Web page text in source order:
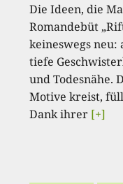
Die Ideen, die
Romandebüt
keineswegs
tiefe
und Todesnähe.
Motive kreist,
Dank ihrer [+]